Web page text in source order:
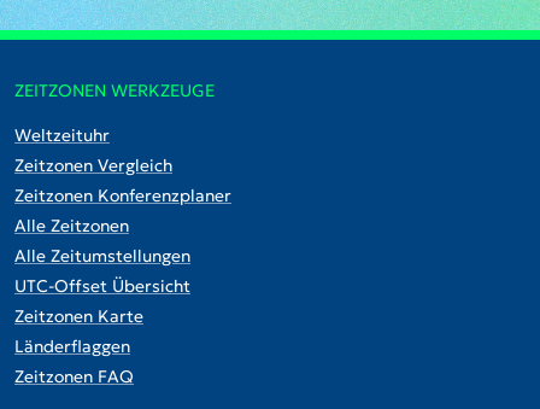
ZEITZONEN WERKZEUGE
Weltzeituhr
Zeitzonen Vergleich
Zeitzonen Konferenzplaner
Alle Zeitzonen
Alle Zeitumstellungen
UTC-Offset Übersicht
Zeitzonen Karte
Länderflaggen
Zeitzonen FAQ